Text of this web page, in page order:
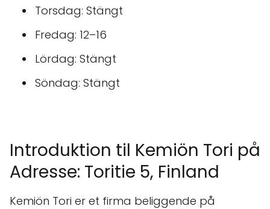
Torsdag: Stängt
Fredag: 12–16
Lördag: Stängt
Söndag: Stängt
Introduktion til Kemiön Tori på
Adresse: Toritie 5, Finland
Kemiön Tori er et firma beliggende på